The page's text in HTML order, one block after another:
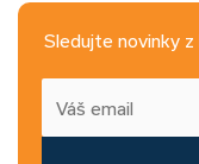
Sledujte novinky